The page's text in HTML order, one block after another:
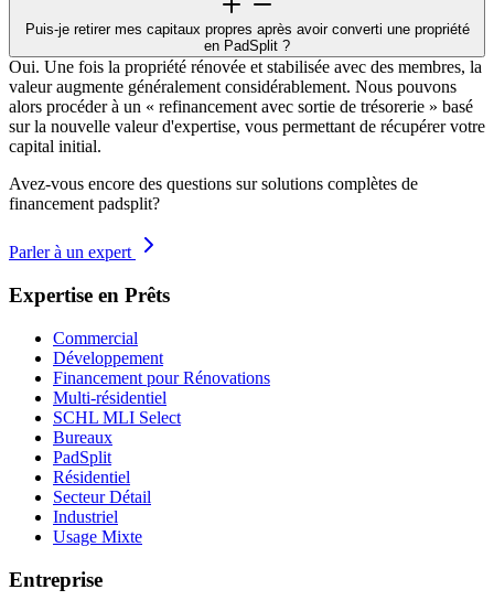
Puis-je retirer mes capitaux propres après avoir converti une propriété
en PadSplit ?
Oui. Une fois la propriété rénovée et stabilisée avec des membres, la
valeur augmente généralement considérablement. Nous pouvons
alors procéder à un « refinancement avec sortie de trésorerie » basé
sur la nouvelle valeur d'expertise, vous permettant de récupérer votre
capital initial.
Avez-vous encore des questions sur solutions complètes de
financement padsplit?
Parler à un expert
Expertise en Prêts
Commercial
Développement
Financement pour Rénovations
Multi-résidentiel
SCHL MLI Select
Bureaux
PadSplit
Résidentiel
Secteur Détail
Industriel
Usage Mixte
Entreprise